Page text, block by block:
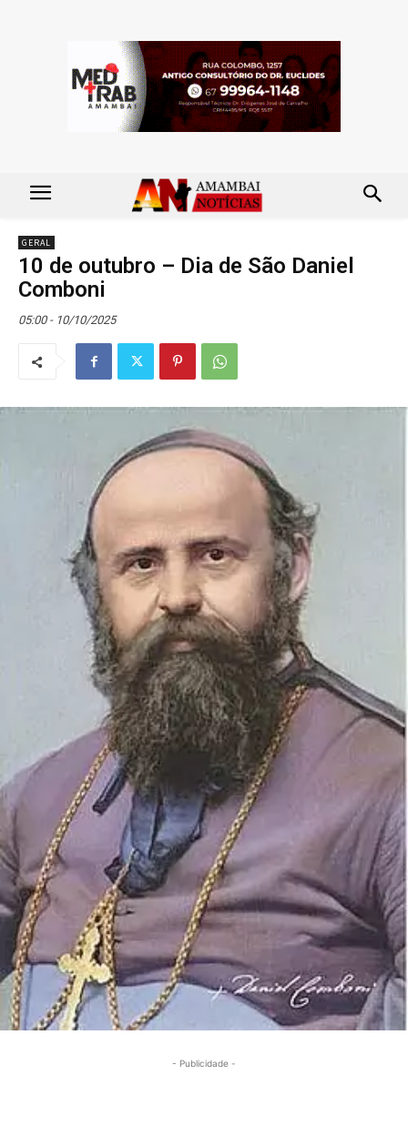
GERAL
10 de outubro – Dia de São Daniel
Comboni
05:00 - 10/10/2025
- Publicidade -